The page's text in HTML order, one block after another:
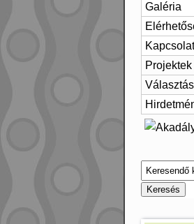
Galéria
Kapcsolat
Projektek